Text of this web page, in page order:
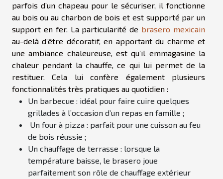
parfois d’un chapeau pour le sécuriser, il fonctionne
au bois ou au charbon de bois et est supporté par un
support en fer. La particularité de brasero mexicain
au-delà d’être décoratif, en apportant du charme et
une ambiance chaleureuse, est qu’il emmagasine la
chaleur pendant la chauffe, ce qui lui permet de la
restituer. Cela lui confère également plusieurs
fonctionnalités très pratiques au quotidien :
Un barbecue : idéal pour faire cuire quelques
grillades à l’occasion d’un repas en famille ;
Un four à pizza : parfait pour une cuisson au feu
de bois réussie ;
Un chauffage de terrasse : lorsque la
température baisse, le brasero joue
parfaitement son rôle de chauffage extérieur